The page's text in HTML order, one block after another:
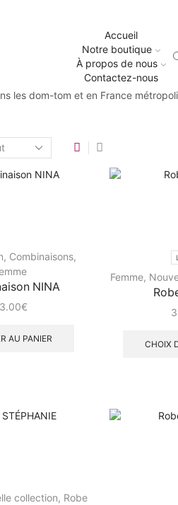
Accueil
Notre boutique
À propos de nous
Contactez-nous
les dom-tom et en France
, Combinaisons,
NINA
€
AU PANIER
L
Femme,
CHOIX
collection, Robe